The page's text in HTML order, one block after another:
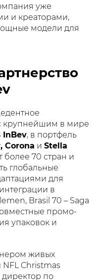
уже
и креаторами,
модели для
крупнейшим в мире
InBev, в портфель
Corona и Stella
более 70 стран и
глобальные
для
в
Brasil 70 – Saga
промо-
упаковок и
живых
NFL Christmas
директор по